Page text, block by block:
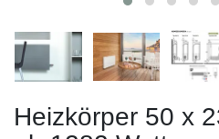
Heizkörper 50 x